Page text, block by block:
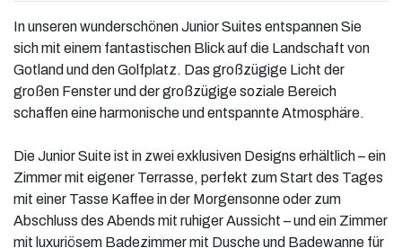
In unseren wunderschönen Junior Suites entspannen Sie
sich mit einem fantastischen Blick auf die Landschaft von
Gotland und den Golfplatz. Das großzügige Licht der
großen Fenster und der großzügige soziale Bereich
schaffen eine harmonische und entspannte Atmosphäre.
Die Junior Suite ist in zwei exklusiven Designs erhältlich – ein
Zimmer mit eigener Terrasse, perfekt zum Start des Tages
mit einer Tasse Kaffee in der Morgensonne oder zum
Abschluss des Abends mit ruhiger Aussicht – und ein Zimmer
mit luxuriösem Badezimmer mit Dusche und Badewanne für